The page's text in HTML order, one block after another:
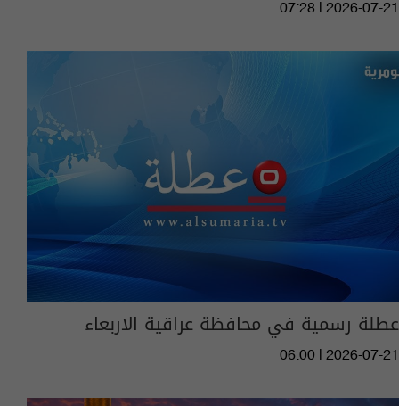
07:28 | 2026-07-21
عطلة رسمية في محافظة عراقية الاربعاء
06:00 | 2026-07-21